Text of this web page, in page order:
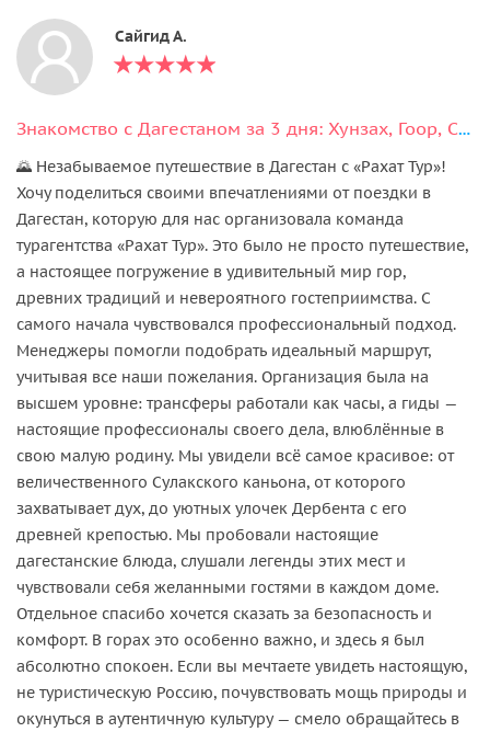
Сайгид А.
Знакомство с Дагестаном за 3 дня: Хунзах, Гоор, Сулакский каньон
🌄 Незабываемое путешествие в Дагестан с «Рахат Тур»!
Хочу поделиться своими впечатлениями от поездки в
Дагестан, которую для нас организовала команда
турагентства «Рахат Тур». Это было не просто путешествие,
а настоящее погружение в удивительный мир гор,
древних традиций и невероятного гостеприимства. С
самого начала чувствовался профессиональный подход.
Менеджеры помогли подобрать идеальный маршрут,
учитывая все наши пожелания. Организация была на
высшем уровне: трансферы работали как часы, а гиды —
настоящие профессионалы своего дела, влюблённые в
свою малую родину. Мы увидели всё самое красивое: от
величественного Сулакского каньона, от которого
захватывает дух, до уютных улочек Дербента с его
древней крепостью. Мы пробовали настоящие
дагестанские блюда, слушали легенды этих мест и
чувствовали себя желанными гостями в каждом доме.
Отдельное спасибо хочется сказать за безопасность и
комфорт. В горах это особенно важно, и здесь я был
абсолютно спокоен. Если вы мечтаете увидеть настоящую,
не туристическую Россию, почувствовать мощь природы и
окунуться в аутентичную культуру — смело обращайтесь в